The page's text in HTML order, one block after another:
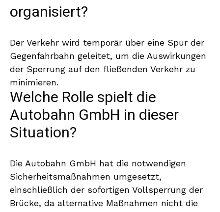
organisiert?
Der Verkehr wird temporär über eine Spur der
Gegenfahrbahn geleitet, um die Auswirkungen
der Sperrung auf den fließenden Verkehr zu
minimieren.
Welche Rolle spielt die
Autobahn GmbH in dieser
Situation?
Die Autobahn GmbH hat die notwendigen
Sicherheitsmaßnahmen umgesetzt,
einschließlich der sofortigen Vollsperrung der
Brücke, da alternative Maßnahmen nicht die